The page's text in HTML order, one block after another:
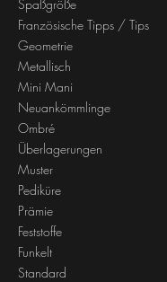
Spaßgröße
Französische Tipps / Tips
Geometrie
Metallisch
Mini Mani
Neuankömmlinge
Ombré
Überlagerungen
Muster
Pediküre
Prämie
Feststoffe
Funkelt
Standard